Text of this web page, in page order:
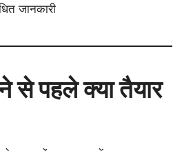
जानकारी
पहले क्या तैयार